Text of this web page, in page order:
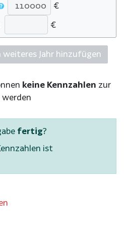
€
€
weiteres Jahr hinzufügen
keine Kennzahlen zur
fertig?
ist